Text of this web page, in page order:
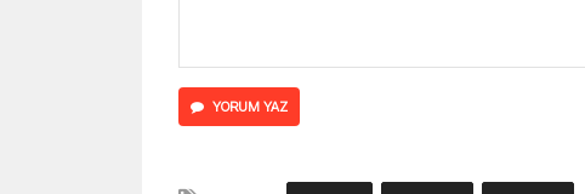
YORUM YAZ